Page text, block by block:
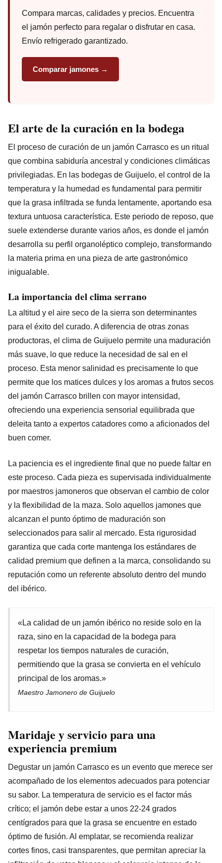
Compara marcas, calidades y precios. Encuentra
el jamón perfecto para regalar o disfrutar en casa.
Envío refrigerado garantizado.
Comparar jamones →
El arte de la curación en la bodega
El proceso de curación de un jamón Carrasco es un ritual
que combina sabiduría ancestral y condiciones climáticas
privilegiadas. En las bodegas de Guijuelo, el control de la
temperatura y la humedad es fundamental para permitir
que la grasa infiltrada se funda lentamente, aportando esa
textura untuosa característica. Este periodo de reposo, que
suele extenderse durante varios años, es donde el jamón
desarrolla su perfil organoléptico complejo, transformando
la materia prima en una pieza de arte gastronómico
inigualable.
La importancia del clima serrano
La altitud y el aire seco de la sierra son determinantes
para el éxito del curado. A diferencia de otras zonas
productoras, el clima de Guijuelo permite una maduración
más suave, lo que reduce la necesidad de sal en el
proceso. Esta menor salinidad es precisamente lo que
permite que los matices dulces y los aromas a frutos secos
del jamón Carrasco brillen con mayor intensidad,
ofreciendo una experiencia sensorial equilibrada que
deleita tanto a expertos catadores como a aficionados del
buen comer.
La paciencia es el ingrediente final que no puede faltar en
este proceso. Cada pieza es supervisada individualmente
por maestros jamoneros que observan el cambio de color
y la flexibilidad de la maza. Solo aquellos jamones que
alcanzan el punto óptimo de maduración son
seleccionados para salir al mercado. Esta rigurosidad
garantiza que cada corte mantenga los estándares de
calidad premium que definen a la marca, consolidando su
reputación como un referente absoluto dentro del mundo
del ibérico.
«La calidad de un jamón ibérico no reside solo en la
raza, sino en la capacidad de la bodega para
respetar los tiempos naturales de curación,
permitiendo que la grasa se convierta en el vehículo
principal de los aromas.»
Maestro Jamonero de Guijuelo
Maridaje y servicio para una
experiencia premium
Degustar un jamón Carrasco es un evento que merece ser
acompañado de los elementos adecuados para potenciar
su sabor. La temperatura de servicio es el factor más
crítico; el jamón debe estar a unos 22-24 grados
centígrados para que la grasa se encuentre en estado
óptimo de fusión. Al emplatar, se recomienda realizar
cortes finos, casi transparentes, que permitan apreciar la